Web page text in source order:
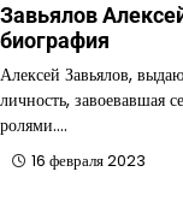
Завьялов
биография
Алексей Завьялов,
личность, завоевавшая
ролями.…
16 февраля 2023